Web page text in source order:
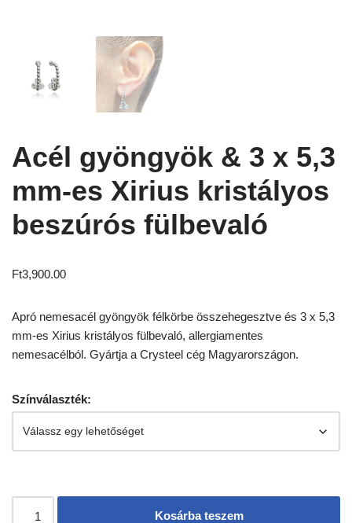
Acél gyöngyök & 3 x 5,3
mm-es Xirius kristályos
beszúrós fülbevaló
Ft3,900.00
Apró nemesacél gyöngyök félkörbe összehegesztve és 3 x 5,3
mm-es Xirius kristályos fülbevaló, allergiamentes
nemesacélból. Gyártja a Crysteel cég Magyarországon.
Színválaszték:
Kosárba teszem